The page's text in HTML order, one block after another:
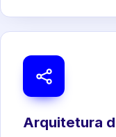
Arquitetura